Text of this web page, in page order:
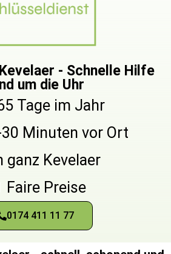
- Schnelle Hilfe
um die Uhr
Tage im Jahr
30 Minuten vor Ort
ganz Kevelaer
Faire Preise
0174 411 11 77